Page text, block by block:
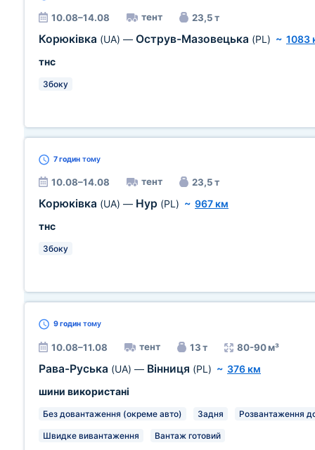
10.08–14.08 тент 23,5 т
Корюківка (UA) — Острув-Мазовецька (PL) ~ 1083
тнс
Збоку
7 годин тому
10.08–14.08 тент 23,5 т
Корюківка (UA) — Нур (PL) ~ 967 км
тнс
Збоку
9 годин тому
10.08–11.08 тент 13 т 80-90 м³
Рава-Руська (UA) — Вінниця (PL) ~ 376 км
шини використані
Без довантаження (окреме авто) Задня Розвантаження
Швидке вивантаження Вантаж готовий